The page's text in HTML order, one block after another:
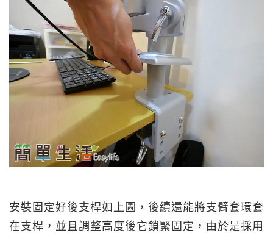
安裝固定好後支桿如上圖，後續還能將支臂套環套
在支桿，並且調整高度後它鎖緊固定，由於是採用